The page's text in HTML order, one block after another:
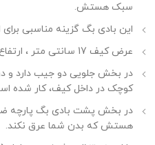
سبک هستش.
این بادی بگ گزینه مناسبی
عرض کیف 17 سانتی متر ، ارتفاع کیف 23 سانتی متر
در بخش جلویی دو جیب دارد و
کوچک در داخل کیف، کار شده
در بخش پشت بادی بگ پارچه
هستش که بدن شما عرق نکند.